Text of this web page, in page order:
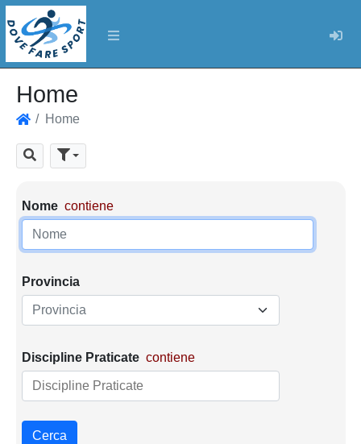
Home
Home
CercaParametri di ricerca
Nome contiene
Provincia
Provincia
Discipline Praticate contiene
Cerca